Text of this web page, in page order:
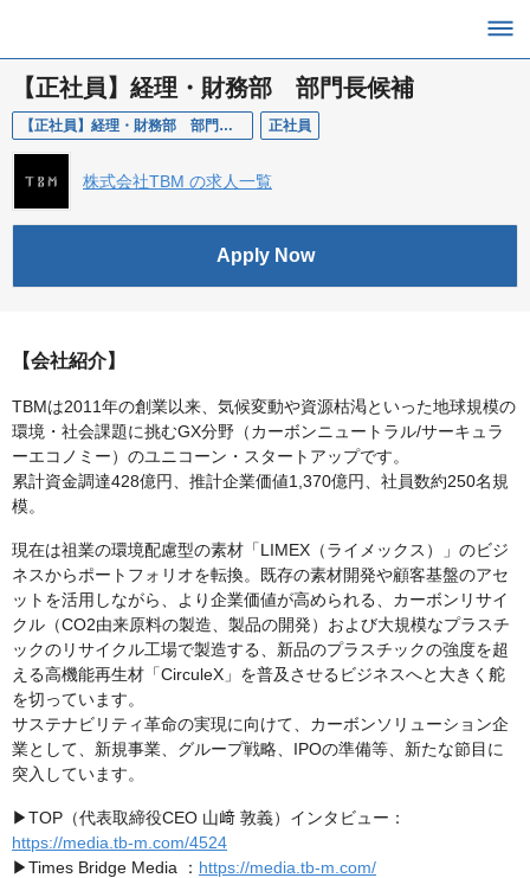
【正社員】経理・財務部 部門長候補
【正社員】経理・財務部 部門長候補 正社員
株式会社TBM の求人一覧
Apply Now
【会社紹介】
TBMは2011年の創業以来、気候変動や資源枯渇といった地球規模の
環境・社会課題に挑むGX分野（カーボンニュートラル/サーキュラ
ーエコノミー）のユニコーン・スタートアップです。
累計資金調達428億円、推計企業価値1,370億円、社員数約250名規
模。
現在は祖業の環境配慮型の素材「LIMEX（ライメックス）」のビジ
ネスからポートフォリオを転換。既存の素材開発や顧客基盤のアセ
ットを活用しながら、より企業価値が高められる、カーボンリサイ
クル（CO2由来原料の製造、製品の開発）および大規模なプラスチ
ックのリサイクル工場で製造する、新品のプラスチックの強度を超
える高機能再生材「CirculeX」を普及させるビジネスへと大きく舵
を切っています。
サステナビリティ革命の実現に向けて、カーボンソリューション企
業として、新規事業、グループ戦略、IPOの準備等、新たな節目に
突入しています。
▶TOP（代表取締役CEO 山﨑 敦義）インタビュー：
https://media.tb-m.com/4524
▶Times Bridge Media ： https://media.tb-m.com/